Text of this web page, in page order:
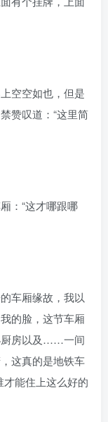
空空如也，但是
赞叹道：“这里简
：“这才哪跟哪
车厢缘故，我以
的脸，这节车厢
厨房以及……一间
这真的是地铁车
才能住上这么好的